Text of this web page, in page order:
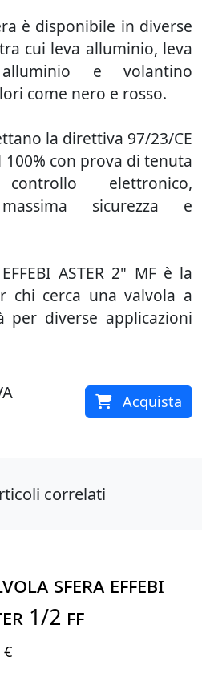
è disponibile in diverse
cui leva alluminio, leva
e volantino
come nero e rosso.
la direttiva 97/23/CE
con prova di tenuta
elettronico,
sicurezza e
ASTER 2" MF è la
chi cerca una valvola a
diverse applicazioni
Acquista
correlati
SFERA EFFEBI
1/2 FF
€